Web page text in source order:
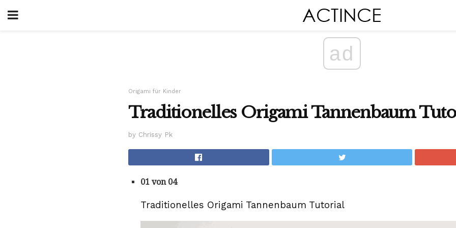
ad
Origami für Kinder
Traditionelles Origami Tannenbaum
by Chrissy Pk
01 von 04
Traditionelles Origami Tannenbaum Tutorial